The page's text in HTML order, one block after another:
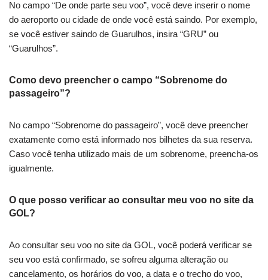
No campo “De onde parte seu voo”, você deve inserir o nome
do aeroporto ou cidade de onde você está saindo. Por exemplo,
se você estiver saindo de Guarulhos, insira “GRU” ou
“Guarulhos”.
Como devo preencher o campo “Sobrenome do
passageiro”?
No campo “Sobrenome do passageiro”, você deve preencher
exatamente como está informado nos bilhetes da sua reserva.
Caso você tenha utilizado mais de um sobrenome, preencha-os
igualmente.
O que posso verificar ao consultar meu voo no site da
GOL?
Ao consultar seu voo no site da GOL, você poderá verificar se
seu voo está confirmado, se sofreu alguma alteração ou
cancelamento, os horários do voo, a data e o trecho do voo,